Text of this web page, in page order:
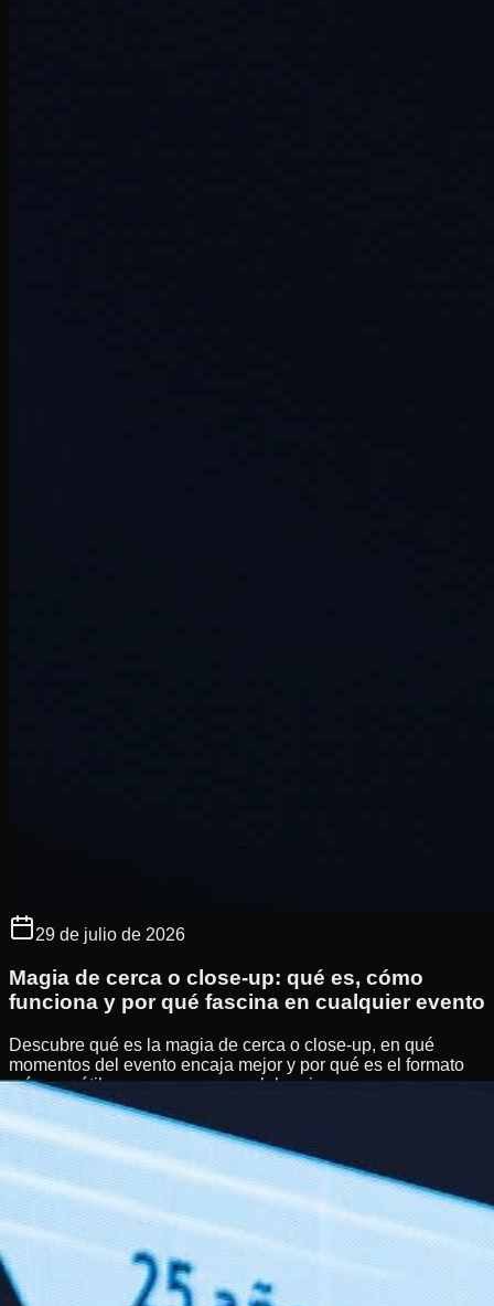
29 de julio de 2026
Magia de cerca o close-up: qué es, cómo
funciona y por qué fascina en cualquier evento
Descubre qué es la magia de cerca o close-up, en qué
momentos del evento encaja mejor y por qué es el formato
más versátil para empresas y celebraciones.
Magia de cercaClose-up